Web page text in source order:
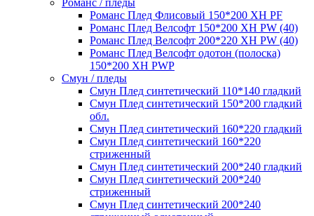
Романс / пледы
Романс Плед Флисовый 150*200 XH PF
Романс Плед Велсофт 150*200 XH PW (40)
Романс Плед Велсофт 200*220 XH PW (40)
Романс Плед Велсофт одотон (полоска)
150*200 XH PWP
Смун / пледы
Смун Плед синтетический 110*140 гладкий
Смун Плед синтетический 150*200 гладкий
обл.
Смун Плед синтетический 160*220 гладкий
Смун Плед синтетический 160*220
стриженный
Смун Плед синтетический 200*240 гладкий
Смун Плед синтетический 200*240
стриженный
Смун Плед синтетический 200*240